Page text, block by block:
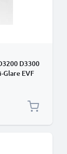
D3300
Glare EVF